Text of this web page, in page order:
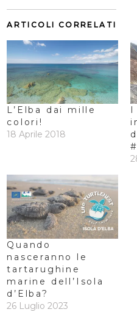
ARTICOLI CORRELATI
L’Elba dai mille
colori!
18 Aprile 2018
I
Quando
nasceranno le
tartarughine
marine dell’Isola
d’Elba?
26 Luglio 2023